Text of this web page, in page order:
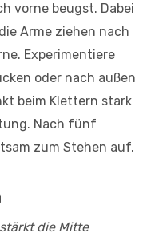
vorne beugst. Dabei
Arme ziehen nach
Experimentiere
oder nach außen
beim Klettern stark
Nach fünf
zum Stehen auf.
die Mitte